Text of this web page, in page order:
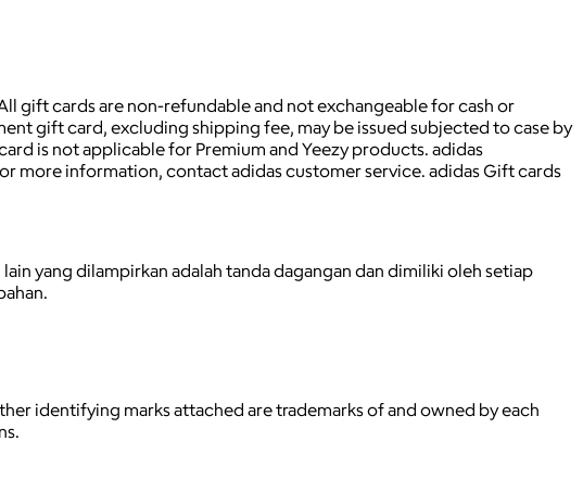
gift cards are non-refundable and not exchangeable for cash or
gift card, excluding shipping fee, may be issued subjected to case by
is not applicable for Premium and Yeezy products. adidas
more information, contact adidas customer service. adidas Gift cards
yang dilampirkan adalah tanda dagangan dan dimiliki oleh setiap
identifying marks attached are trademarks of and owned by each